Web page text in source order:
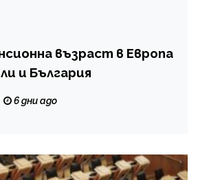
възраст в Европа
и България
6 дни ago